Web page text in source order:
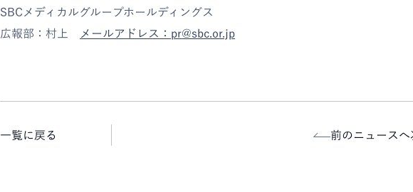
SBCメディカルグループホールディングス
広報部：村上
メールアドレス：pr@sbc.or.jp
一覧に戻る 前のニュースへ